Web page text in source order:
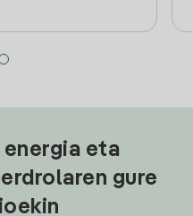
energia eta
gure